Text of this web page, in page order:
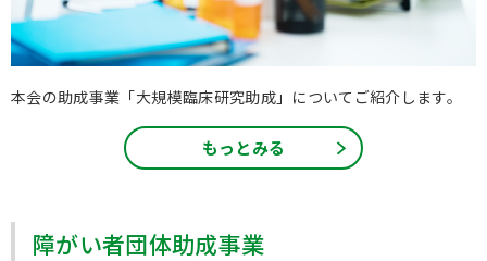
本会の助成事業「大規模臨床研究助成」についてご紹介します。
もっとみる
障がい者団体助成事業